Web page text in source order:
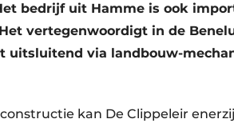
bedrijf uit Hamme is ook
vertegenwoordigt in de
uitsluitend via landbouw-
kan De Clippeleir